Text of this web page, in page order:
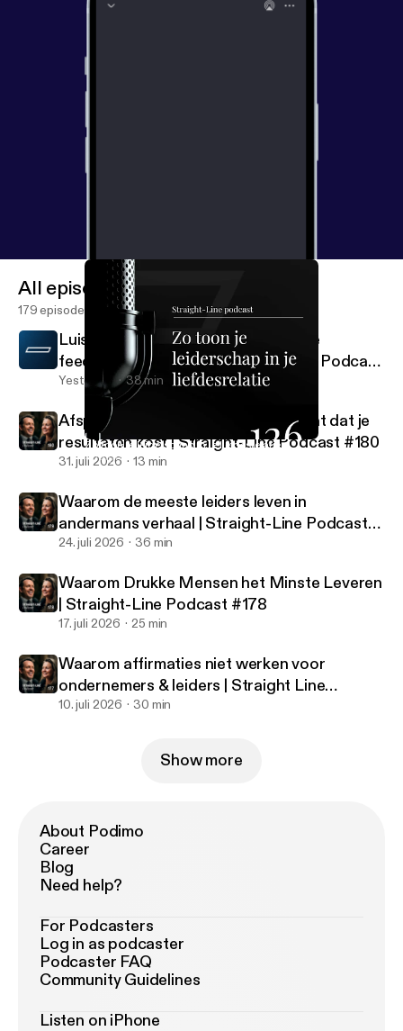
Zo toon je leiderschap in je liefdesrelatie
Straight-Line Podcast
All episodes
179 episodes
Luister dit als er niks gebeurt met de
feedback in je bedrijf | Straight-Line Podcast
#181
Yesterday 38 min
Afspraken vs. verwachtingen: het gat dat je
resultaten kost | Straight-Line Podcast #180
31. juli 2026 13 min
Waarom de meeste leiders leven in
andermans verhaal | Straight-Line Podcast
#179
24. juli 2026 36 min
Waarom Drukke Mensen het Minste Leveren
| Straight-Line Podcast #178
17. juli 2026 25 min
Waarom affirmaties niet werken voor
ondernemers & leiders | Straight Line
Podcast #177
10. juli 2026 30 min
Show more
About Podimo
Career
Blog
Need help?
For Podcasters
Log in as podcaster
Podcaster FAQ
Community Guidelines
Listen on iPhone